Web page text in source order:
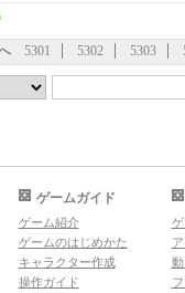
5301 5302 5303
ゲームガイド
ゲーム紹介
ゲームのはじめかた
キャラクター作成
操作ガイド